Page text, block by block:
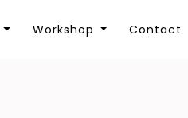
Workshop Contact